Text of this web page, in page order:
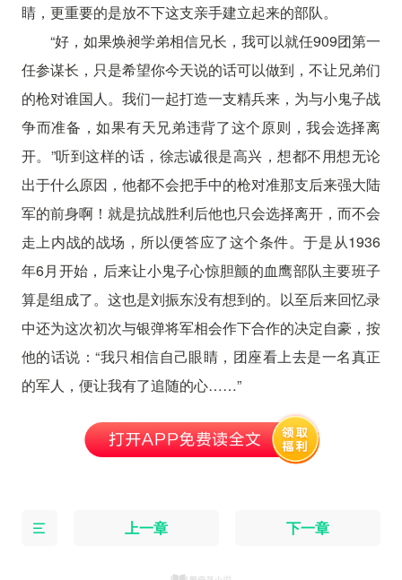
睛，更重要的是放不下这支亲手建立起来的部队。
“好，如果焕昶学弟相信兄长，我可以就任909团第一
任参谋长，只是希望你今天说的话可以做到，不让兄弟们
的枪对谁国人。我们一起打造一支精兵来，为与小鬼子战
争而准备，如果有天兄弟违背了这个原则，我会选择离
开。”听到这样的话，徐志诚很是高兴，想都不用想无论
出于什么原因，他都不会把手中的枪对准那支后来强大陆
军的前身啊！就是抗战胜利后他也只会选择离开，而不会
走上内战的战场，所以便答应了这个条件。于是从1936
年6月开始，后来让小鬼子心惊胆颤的血鹰部队主要班子
算是组成了。这也是刘振东没有想到的。以至后来回忆录
中还为这次初次与银弹将军相会作下合作的决定自豪，按
他的话说：“我只相信自己眼睛，团座看上去是一名真正
的军人，便让我有了追随的心……”
上一章 下一章